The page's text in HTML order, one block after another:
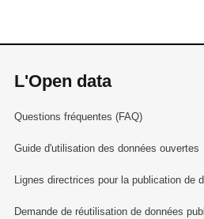
L'Open data
Questions fréquentes (FAQ)
Guide d'utilisation des données ouvertes
Lignes directrices pour la publication de
Demande de réutilisation de données